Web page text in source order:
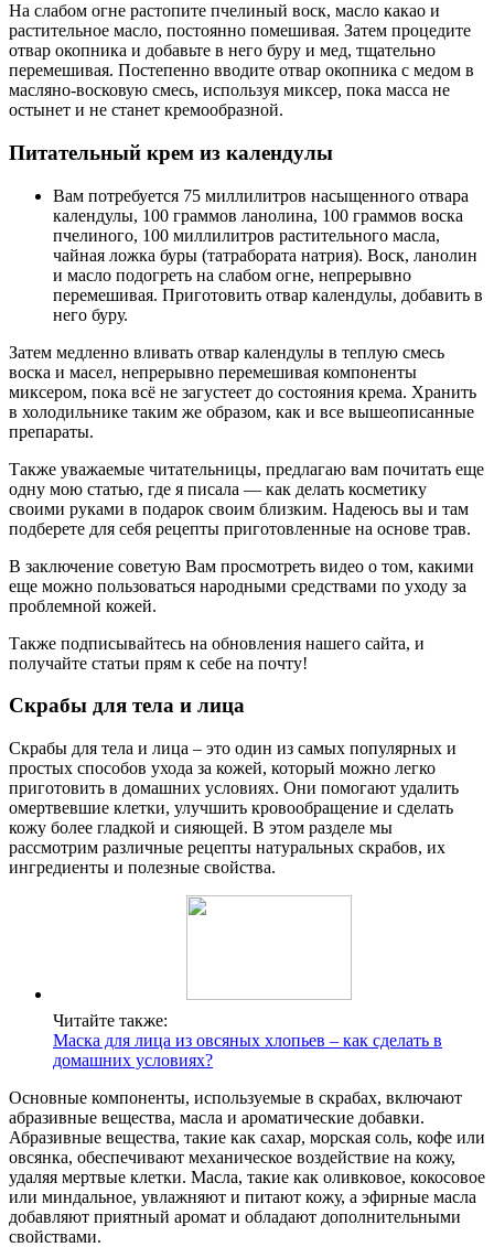
На слабом огне растопите пчелиный воск, масло какао и
растительное масло, постоянно помешивая. Затем процедите
отвар окопника и добавьте в него буру и мед, тщательно
перемешивая. Постепенно вводите отвар окопника с медом в
масляно-восковую смесь, используя миксер, пока масса не
остынет и не станет кремообразной.
Питательный крем из календулы
Вам потребуется 75 миллилитров насыщенного отвара
календулы, 100 граммов ланолина, 100 граммов воска
пчелиного, 100 миллилитров растительного масла,
чайная ложка буры (татрабората натрия). Воск, ланолин
и масло подогреть на слабом огне, непрерывно
перемешивая. Приготовить отвар календулы, добавить в
него буру.
Затем медленно вливать отвар календулы в теплую смесь
воска и масел, непрерывно перемешивая компоненты
миксером, пока всё не загустеет до состояния крема. Хранить
в холодильнике таким же образом, как и все вышеописанные
препараты.
Также уважаемые читательницы, предлагаю вам почитать еще
одну мою статью, где я писала — как делать косметику
своими руками в подарок своим близким. Надеюсь вы и там
подберете для себя рецепты приготовленные на основе трав.
В заключение советую Вам просмотреть видео о том, какими
еще можно пользоваться народными средствами по уходу за
проблемной кожей.
Также подписывайтесь на обновления нашего сайта, и
получайте статьи прям к себе на почту!
Скрабы для тела и лица
Скрабы для тела и лица – это один из самых популярных и
простых способов ухода за кожей, который можно легко
приготовить в домашних условиях. Они помогают удалить
омертвевшие клетки, улучшить кровообращение и сделать
кожу более гладкой и сияющей. В этом разделе мы
рассмотрим различные рецепты натуральных скрабов, их
ингредиенты и полезные свойства.
Читайте также:
Маска для лица из овсяных хлопьев – как сделать в
домашних условиях?
Основные компоненты, используемые в скрабах, включают
абразивные вещества, масла и ароматические добавки.
Абразивные вещества, такие как сахар, морская соль, кофе или
овсянка, обеспечивают механическое воздействие на кожу,
удаляя мертвые клетки. Масла, такие как оливковое, кокосовое
или миндальное, увлажняют и питают кожу, а эфирные масла
добавляют приятный аромат и обладают дополнительными
свойствами.